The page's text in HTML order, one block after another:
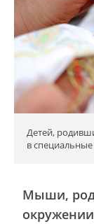
Детей,
в
Мыши,